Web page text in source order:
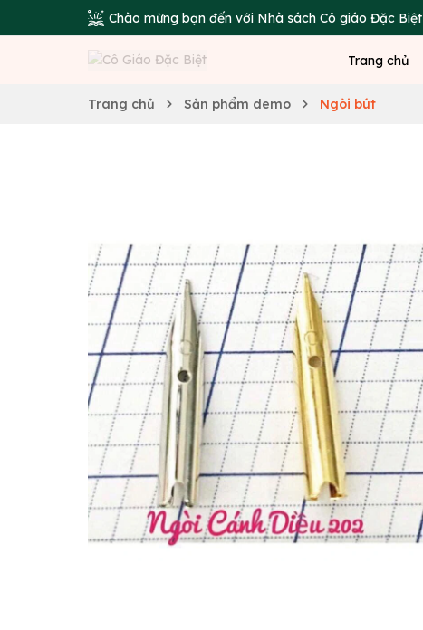
Chào mừng bạn đến với Nhà sách Cô giáo Đặc Biệt
Trang chủ
Trang chủ Sản phẩm demo Ngòi bút